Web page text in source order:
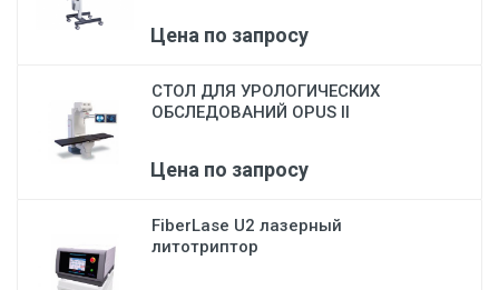
Цена по запросу
СТОЛ ДЛЯ УРОЛОГИЧЕСКИХ
ОБСЛЕДОВАНИЙ OPUS II
Цена по запросу
FiberLase U2 лазерный
литотриптор